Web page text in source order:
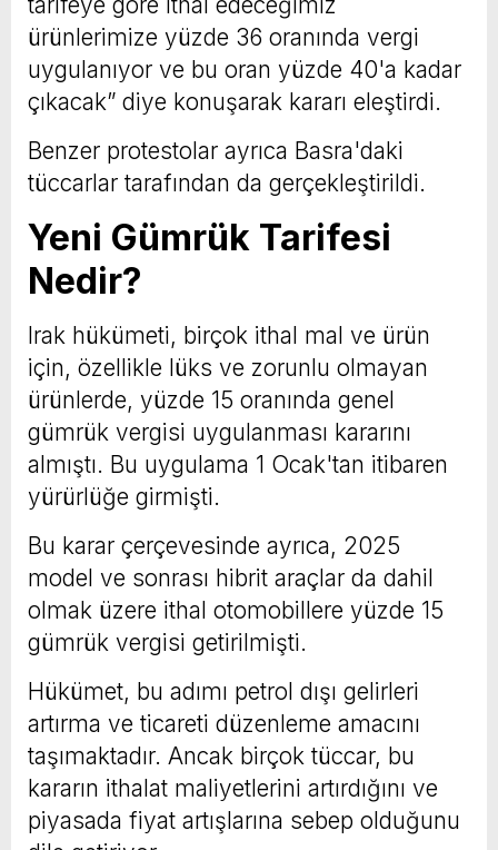
ürünlerimize yüzde 36 oranında vergi
uygulanıyor ve bu oran yüzde 40'a kadar
çıkacak” diye konuşarak kararı eleştirdi.
Benzer protestolar ayrıca Basra'daki
tüccarlar tarafından da gerçekleştirildi.
Yeni Gümrük Tarifesi
Nedir?
Irak hükümeti, birçok ithal mal ve ürün
için, özellikle lüks ve zorunlu olmayan
ürünlerde, yüzde 15 oranında genel
gümrük vergisi uygulanması kararını
almıştı. Bu uygulama 1 Ocak'tan itibaren
yürürlüğe girmişti.
Bu karar çerçevesinde ayrıca, 2025
model ve sonrası hibrit araçlar da dahil
olmak üzere ithal otomobillere yüzde 15
gümrük vergisi getirilmişti.
Hükümet, bu adımı petrol dışı gelirleri
artırma ve ticareti düzenleme amacını
taşımaktadır. Ancak birçok tüccar, bu
kararın ithalat maliyetlerini artırdığını ve
piyasada fiyat artışlarına sebep olduğunu